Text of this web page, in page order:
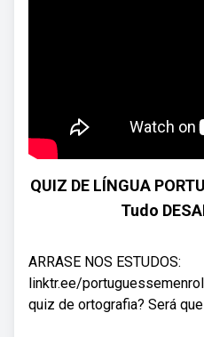
QUIZ DE LÍNGUA
Tudo
ARRASE NOS ESTUDOS:
linktr.ee/
quiz de ortografia? Será